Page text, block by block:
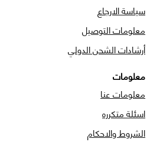
سياسة الارجاع
معلومات التوصيل
أرشادات الشحن الدولي
معلومات
معلومات عنا
اسئلة متكرره
الشروط والاحكام